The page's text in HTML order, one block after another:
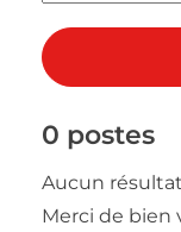
0 postes
Aucun
Merci de bien